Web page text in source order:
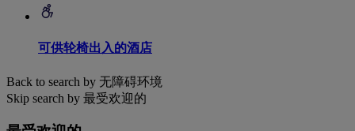
可供轮椅出入的酒店
Back to search by 无障碍环境
Skip search by 最受欢迎的